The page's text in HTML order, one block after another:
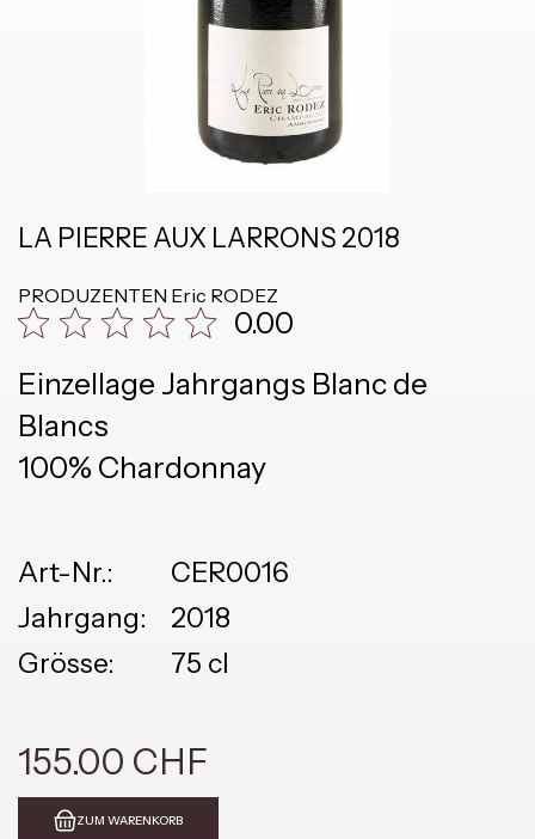
LA PIERRE AUX LARRONS 2018
PRODUZENTEN Eric RODEZ
0.00
Einzellage Jahrgangs Blanc de
Blancs
100% Chardonnay
Art-Nr.:
CER0016
Jahrgang:
2018
Grösse:
75 cl
155.00 CHF
ZUM WARENKORB